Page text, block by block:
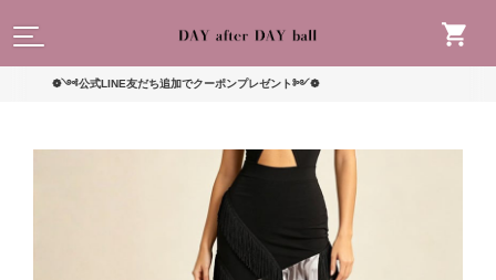
❁༺公式LINE友だち追加でクーポンプレゼント༻❁